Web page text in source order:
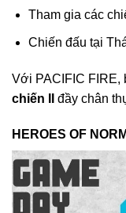
Tham gia các
Chiến đấu tại
Với PACIFIC FIRE,
chiến II
đầy chân
HEROES OF